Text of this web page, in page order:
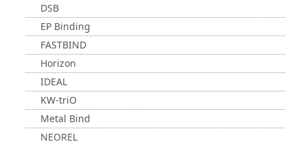
DSB
EP Binding
FASTBIND
Horizon
IDEAL
KW-triO
Metal Bind
NEOREL